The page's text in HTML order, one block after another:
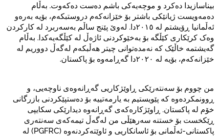
بیناسازیدا دەکرد و موچەیەکی باشم دەست دەکەوت. بەڵام
دەمەویست ژیانێکی باشتر بۆ خێزانەکەم دروستبکەم، بۆیە بەرەو
ئەڵمانیا ڕۆیشتم لە ٢٠١٥دا. لەوێ پێنج ساڵم بەسەربرد لە کارکردن
وەک کرێکاری کێڵگە بۆ بەخێوکردنی ئاژەڵ لە کێڵگەیەکدا. بەڵام
گەیشتمە خاڵێک کە نەمدەتوانی چیتر هەڵبکەم لەگەڵ دووریم لە
خێزانەکەم، بۆیە لە ٢٠٢٠دا گەڕامەوە بۆ پاکستان.
من چووم بۆ سەنتەرێکی ڕاوێژکاریی گەڕانەوەی ناوچەیی، و
ڕوونمکردەوە کە پێویستیم بە یارمەتییە بۆ دەستپێکردنی بازرگانی
خۆم لە پاکستان. ڕاوێژکارەکەی گەڕانەوە دیدارێکی سکایپی
ڕێکخست بۆ خستنە سەرهێڵی من لەگەڵ تیمەکەی سەنتەری
پاکستانی-ئەڵمانی بۆ ئاسانکاریی و ئاوێتەکردنەوە (PGFRC) لە